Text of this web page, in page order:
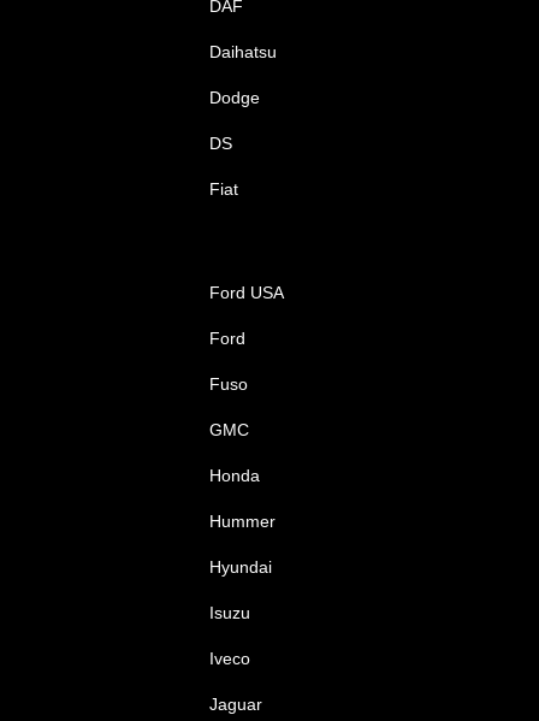
DAF
Daihatsu
Dodge
DS
Fiat
Ford USA
Ford
Fuso
GMC
Honda
Hummer
Hyundai
Isuzu
Iveco
Jaguar